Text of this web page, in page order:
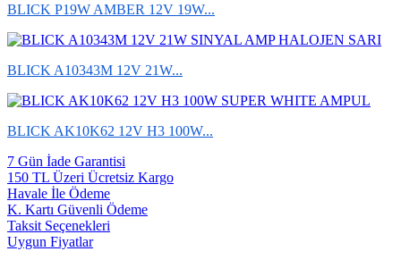
BLICK P19W AMBER 12V 19W...
BLICK A10343M 12V 21W...
BLICK AK10K62 12V H3 100W...
7 Gün İade Garantisi
150 TL Üzeri Ücretsiz Kargo
Havale İle Ödeme
K. Kartı Güvenli Ödeme
Taksit Seçenekleri
Uygun Fiyatlar